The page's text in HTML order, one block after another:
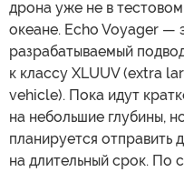
дрона уже не в
океане. Echo Voyager —
разрабатываемый
к классу XLUUV (extra
vehicle). Пока идут
на небольшие глубины,
планируется отправить
на длительный срок. По